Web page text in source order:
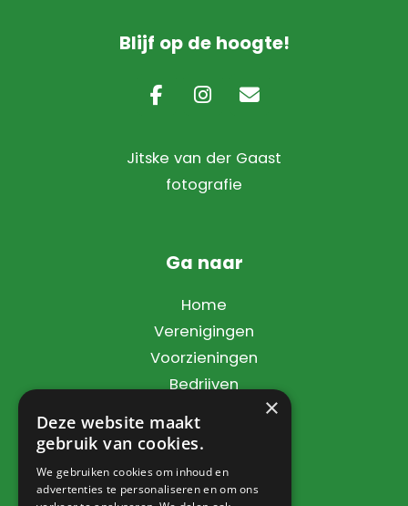
Blijf op de hoogte!
Jitske van der Gaast
fotografie
Ga naar
Home
Verenigingen
Voorzieningen
Bedrijven
Dorpsbelang
Contact
×
Deze website maakt
gebruik van cookies.
We gebruiken cookies om inhoud en
advertenties te personaliseren en om ons